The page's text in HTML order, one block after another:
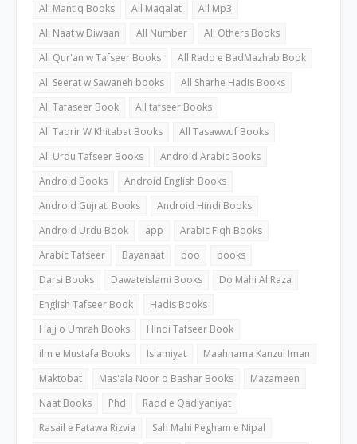
All Mantiq Books
All Maqalat
All Mp3
All Naat w Diwaan
All Number
All Others Books
All Qur'an w Tafseer Books
All Radd e BadMazhab Book
All Seerat w Sawaneh books
All Sharhe Hadis Books
All Tafaseer Book
All tafseer Books
All Taqrir W Khitabat Books
All Tasawwuf Books
All Urdu Tafseer Books
Android Arabic Books
Android Books
Android English Books
Android Gujrati Books
Android Hindi Books
Android Urdu Book
app
Arabic Fiqh Books
Arabic Tafseer
Bayanaat boo
books
Darsi Books
Dawateislami Books
Do Mahi Al Raza
English Tafseer Book
Hadis Books
Hajj o Umrah Books
Hindi Tafseer Book
ilm e Mustafa Books
Islamiyat
Maahnama Kanzul Iman
Maktobat
Mas'ala Noor o Bashar Books
Mazameen
Naat Books
Phd
Radd e Qadiyaniyat
Rasail e Fatawa Rizvia
Sah Mahi Pegham e Nipal